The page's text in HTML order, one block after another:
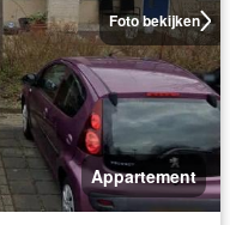
Foto bekijken
Appartement